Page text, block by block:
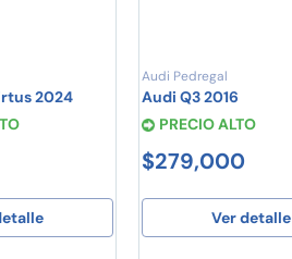
2024
Audi Pedregal
Audi Q3 2016
PRECIO ALTO
$279,000
Ver detalle